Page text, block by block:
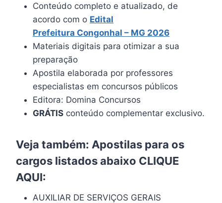
Conteúdo completo e atualizado, de
acordo com o Edital
Prefeitura Congonhal – MG 2026
Materiais digitais para otimizar a sua
preparação
Apostila elaborada por professores
especialistas em concursos públicos
Editora: Domina Concursos
GRÁTIS conteúdo complementar exclusivo.
Veja também: Apostilas para os
cargos listados abaixo CLIQUE
AQUI:
AUXILIAR DE SERVIÇOS GERAIS